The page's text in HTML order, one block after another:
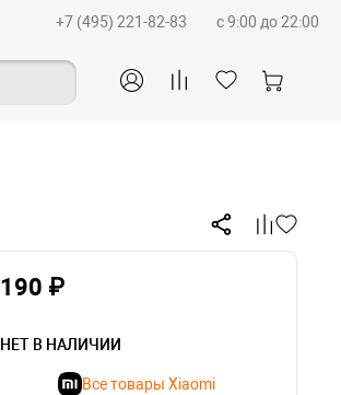
+7 (495) 221-82-83 c 9:00 до 22:00
190 ₽
НЕТ В НАЛИЧИИ
Все товары Xiaomi